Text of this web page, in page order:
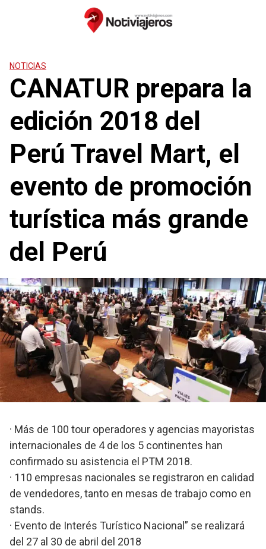
NOTICIAS
CANATUR prepara la
edición 2018 del
Perú Travel Mart, el
evento de promoción
turística más grande
del Perú
· Más de 100 tour operadores y agencias mayoristas
internacionales de 4 de los 5 continentes han
confirmado su asistencia el PTM 2018.
· 110 empresas nacionales se registraron en calidad
de vendedores, tanto en mesas de trabajo como en
stands.
· Evento de Interés Turístico Nacional” se realizará
del 27 al 30 de abril del 2018